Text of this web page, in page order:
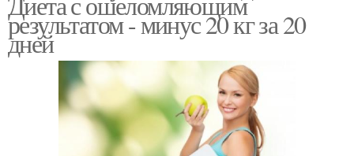
результатом - минус 20 кг за 20
дней